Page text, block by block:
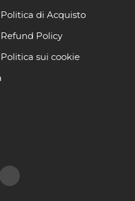
Politica di Acquisto
Refund Policy
Politica sui cookie